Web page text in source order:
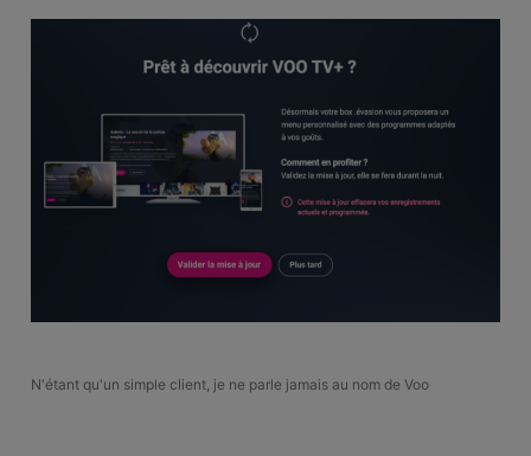
N'étant qu'un simple client, je ne parle jamais au nom de Voo